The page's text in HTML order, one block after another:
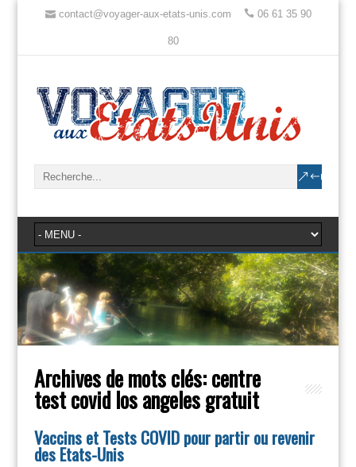
contact@voyager-aux-etats-unis.com 06 61 35 90
80
Archives de mots clés:centre
test covid los angeles gratuit
Vaccins et Tests COVID pour partir ou revenir
des Etats-Unis